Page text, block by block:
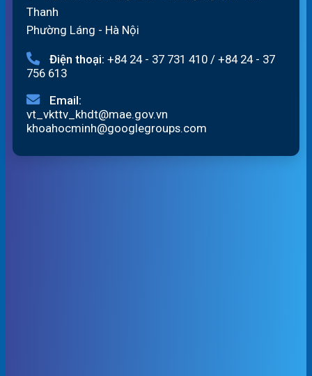
Thanh
Phường Láng - Hà Nội
Điện thoại: +84 24 - 37 731 410 / +84 24 - 37
756 613
Email:
vt_vkttv_khdt@mae.gov.vn
khoahocminh@googlegroups.com